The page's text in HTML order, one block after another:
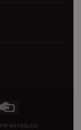
PRIVACYBELEID